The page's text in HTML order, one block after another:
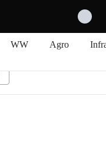
WW Agro